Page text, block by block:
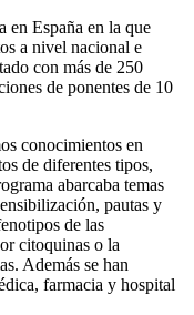
España en la que
a nivel nacional e
con más de 250
de ponentes de 10
conocimientos en
de diferentes tipos,
abarcaba temas
pautas y
de las
citoquinas o la
Además se han
farmacia y hospital